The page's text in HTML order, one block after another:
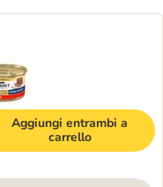
Aggiungi entrambi a
carrello